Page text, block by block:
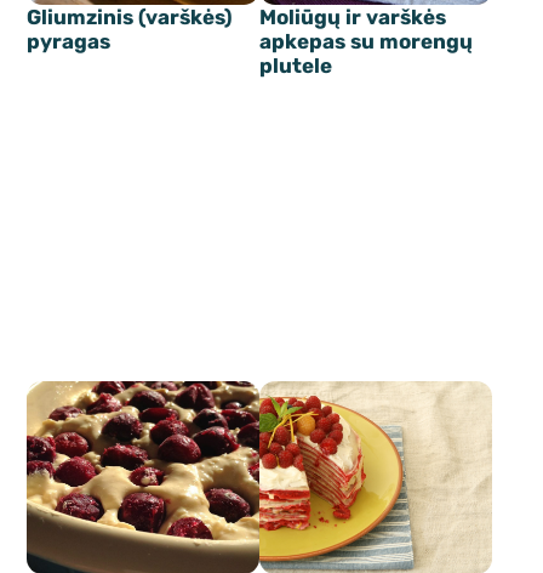
Gliumzinis (varškės)
pyragas
Moliūgų ir varškės
apkepas su morengų
plutele